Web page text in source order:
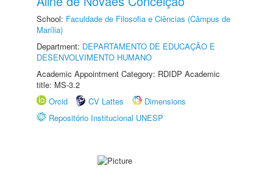
School: Faculdade de Filosofia e Ciências (Câmpus de
Marília)
Department: DEPARTAMENTO DE EDUCAÇÃO E
DESENVOLVIMENTO HUMANO
Academic Appointment Category: RDIDP Academic
title: MS-3.2
Orcid
CV Lattes
Dimensions
Repositório Institucional UNESP